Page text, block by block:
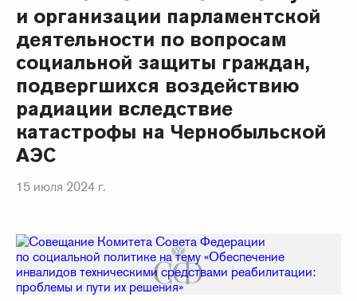
и организации парламентской
деятельности по вопросам
социальной защиты граждан,
подвергшихся воздействию
радиации вследствие
катастрофы на Чернобыльской
АЭС
15 июля 2024 г.